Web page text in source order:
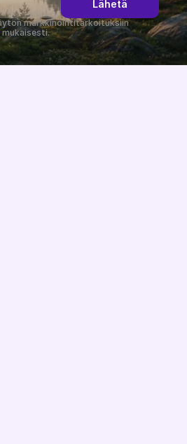
Lähetä
Hyväksyn tietojeni käytön markkinointitarkoituksiin
mukaisesti.